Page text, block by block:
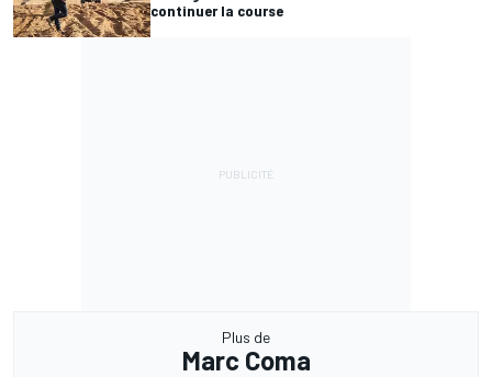
continuer la course
Plus de
Marc Coma